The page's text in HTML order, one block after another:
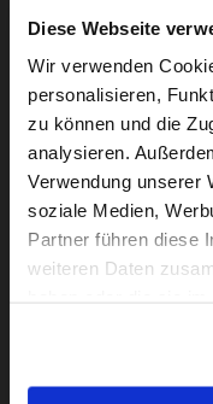
Diese Webseite
Wir verwenden
personalisieren,
zu können und die
analysieren.
Verwendung unserer
soziale Medien,
Partner führen diese
weiteren Daten
Cookies, wenn Sie